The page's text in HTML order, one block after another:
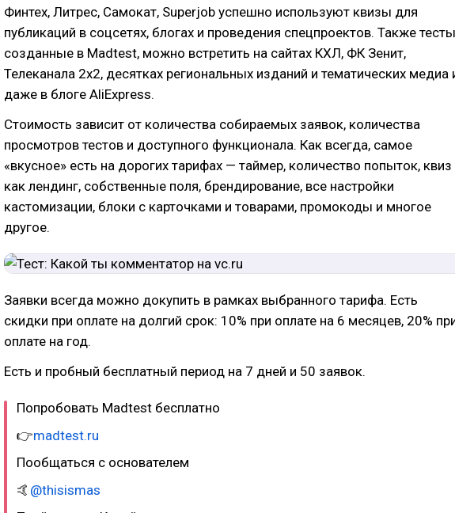
Финтех, Литрес, Самокат, Superjob успешно используют квизы для
публикаций в соцсетях, блогах и проведения спецпроектов. Также
созданные в Madtest, можно встретить на сайтах КХЛ, ФК Зенит,
Телеканала 2x2, десятках региональных изданий и тематических медиа
даже в блоге AliExpress.
Стоимость зависит от количества собираемых заявок, количества
просмотров тестов и доступного функционала. Как всегда, самое
«вкусное» есть на дорогих тарифах — таймер, количество попыток, квиз
как лендинг, собственные поля, брендирование, все настройки
кастомизации, блоки с карточками и товарами, промокоды и многое
другое.
Заявки всегда можно докупить в рамках выбранного тарифа. Есть
скидки при оплате на долгий срок: 10% при оплате на 6 месяцев, 20%
оплате на год.
Есть и пробный бесплатный период на 7 дней и 50 заявок.
Попробовать Madtest бесплатно
👉madtest.ru
Пообщаться с основателем
🤙 @thisismas